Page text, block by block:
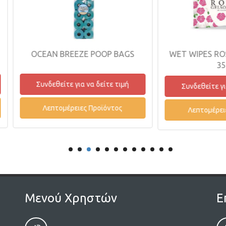
OCEAN BREEZE POOP BAGS
Συνδεθείτε για να δείτε τιμή
Λεπτομέρειες Προϊόντος
WET WIPES
Συνδεθείτε για να δείτε
Λεπτομέρειες
Μενού Χρηστών